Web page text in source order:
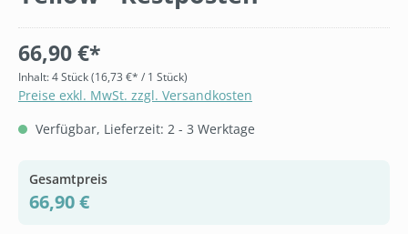
66,90 €*
Inhalt:4 Stück(16,73 €* / 1 Stück)
Preise exkl. MwSt. zzgl. Versandkosten
Verfügbar, Lieferzeit: 2 - 3 Werktage
Gesamtpreis
66,90 €